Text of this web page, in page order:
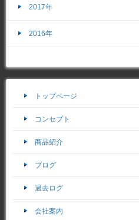
2017年
2016年
トップページ
コンセプト
商品紹介
ブログ
過去ログ
会社案内